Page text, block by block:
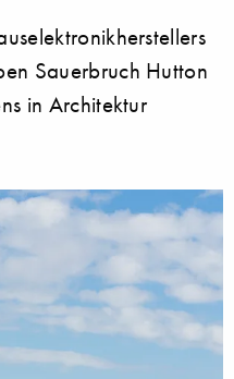
Sauerbruch Hutton
in Architektur